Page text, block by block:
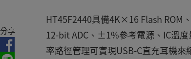
HT45F2440具備4K×16 Flash ROM
12-bit ADC、±1%參考電源、IC溫
率路徑管理可實現USB-C直充耳機
分享